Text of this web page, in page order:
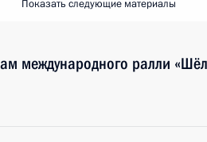
Показать следующие материалы
международного ралли